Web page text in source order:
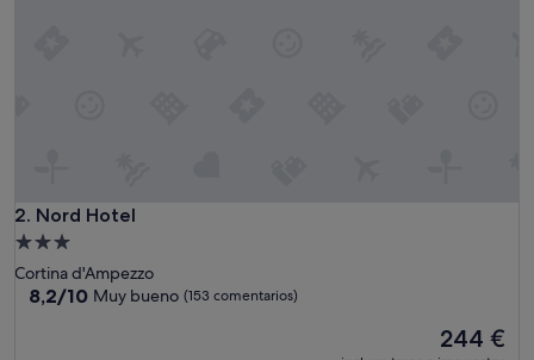
2. Nord Hotel
Nord Hotel
Alojamiento
de
3.0 estrellas
Cortina d'Ampezzo
8.2
8,2/10 Muy bueno (153 comentarios)
El
precio
244 €